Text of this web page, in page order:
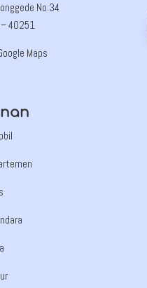
No.34
– 40251
Maps